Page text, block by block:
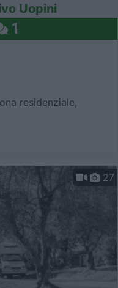
Uopini
1
residenziale,
27